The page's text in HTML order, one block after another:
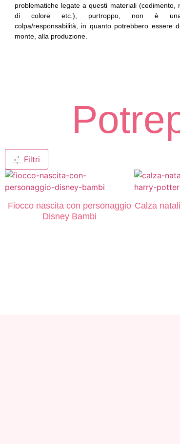
problematiche legate a questi materiali (cedimento,
di colore etc.), purtroppo, non è
colpa/responsabilità, in quanto potrebbero essere
monte, alla produzione.
Filtri
Fiocco nascita con personaggio
Disney Bambi
Calza